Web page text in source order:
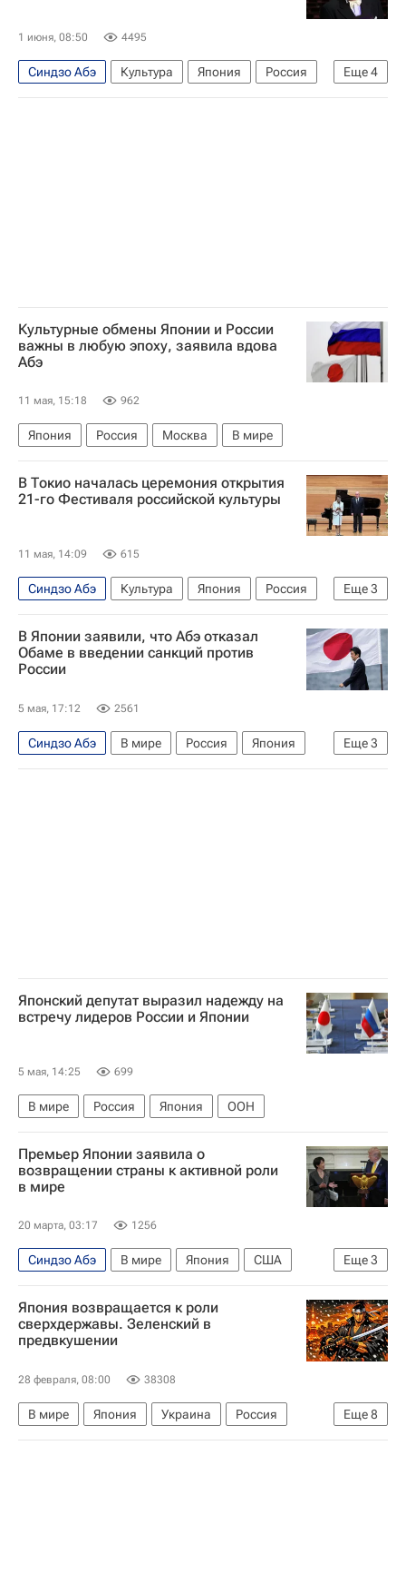
1 июня, 08:50 4495
Еще4
Синдзо Абэ Культура Япония
Россия
Италия
Денис Мацуев
Михаил Швыдкой
Культурные обмены Японии и России
важны в любую эпоху, заявила вдова
Абэ
11 мая, 15:18 962
Япония Россия Москва В мире
В Токио началась церемония открытия
21-го Фестиваля российской культуры
11 мая, 14:09 615
Еще3
Синдзо Абэ Культура Япония
Россия
Михаил Швыдкой
Петр Чайковский Токио
В Японии заявили, что Абэ отказал
Обаме в введении санкций против
России
5 мая, 17:12 2561
Еще3
Синдзо Абэ В мире Россия
Япония
Барак Обама
Республика Крым
Японский депутат выразил надежду на
встречу лидеров России и Японии
5 мая, 14:25 699
В мире Россия Япония ООН
Премьер Японии заявила о
возвращении страны к активной роли
в мире
20 марта, 03:17 1256
Еще3
Синдзо Абэ В мире Япония
США
Токио
Санаэ Такаити Дональд Трамп
Япония возвращается к роли
сверхдержавы. Зеленский в
предвкушении
28 февраля, 08:00 38308
Еще8
В мире Япония Украина
Россия
Санаэ Такаити
Владимир Зеленский